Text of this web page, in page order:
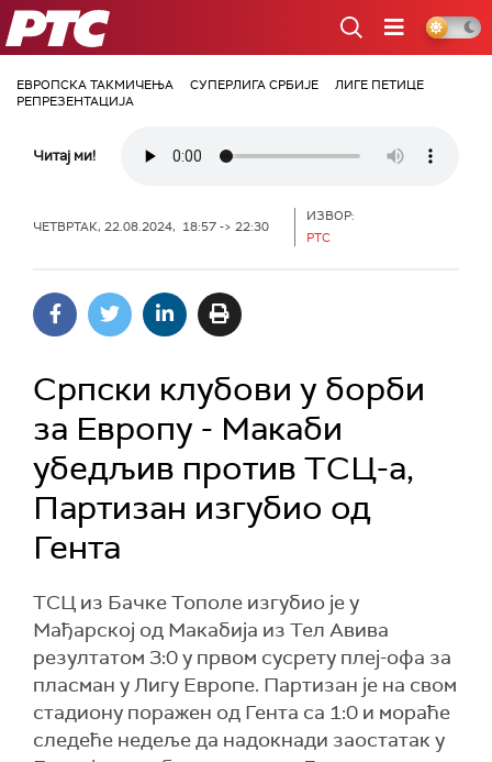
РТС
ЕВРОПСКА ТАКМИЧЕЊА СУПЕРЛИГА СРБИЈЕ
ЛИГЕ ПЕТИЦЕ
РЕПРЕЗЕНТАЦИЈА
Читај ми!
ЧЕТВРТАК, 22.08.2024, 18:57 -> 22:30
ИЗВОР:
РТС
Српски клубови у борби
за Европу - Макаби
убедљив против ТСЦ-а,
Партизан изгубио од
Гента
ТСЦ из Бачке Тополе изгубио је у
Мађарској од Макабија из Тел Авива
резултатом 3:0 у првом сусрету плеј-офа за
пласман у Лигу Европе. Партизан је на свом
стадиону поражен од Гента са 1:0 и мораће
следеће недеље да надокнади заостатак у